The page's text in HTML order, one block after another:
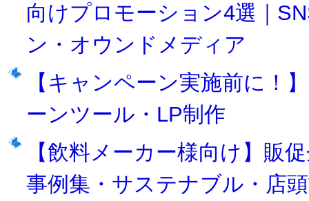
向けプロモーション4選｜
ン・オウンドメディア
【キャンペーン実施前に！
ーンツール・LP制作
【飲料メーカー様向け】販
事例集・サステナブル・店